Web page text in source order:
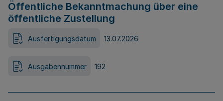
Öffentliche Bekanntmachung über eine
öffentliche Zustellung
Ausfertigungsdatum 13.07.2026
Ausgabennummer 192